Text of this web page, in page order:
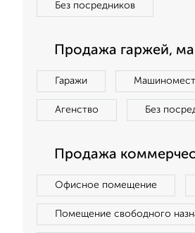
Без посредников
Продажа гаржей,
Гаражи
Агенство Без
Продажа
Офисное помещение
Помещение свободного